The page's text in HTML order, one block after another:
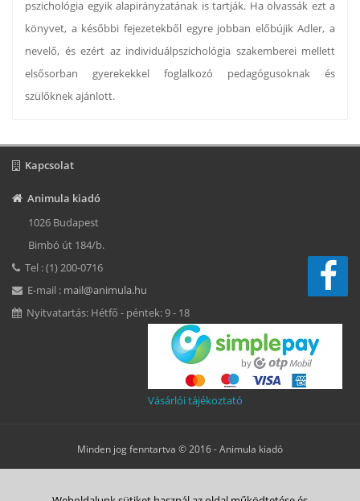
pszichológia egyik alapirányzatának is tartják. Ha olvassák ezt a
könyvet, a későbbi fejezetekből egyre jobban előbújik Adler, a
nevelő, és ezért az individuálpszichológia szakemberei mellett
elsősorban gyerekekkel foglalkozó pedagógusoknak és
szülőknek ajánlott.
Kapcsolat
Animula kiadó
1026 Budapest
Bimbó út 184/b.
Tel : (1) 200-0716
E-mail : mail@animula.hu
Nyitvatartás: Hétfő - péntek: 9 - 18
Vásárlói tájékoztató
Minden jog fenntartva © 2016 -Animula kiadó